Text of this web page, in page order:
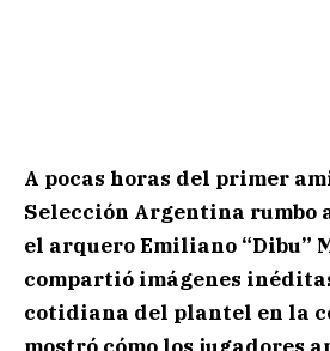
A pocas horas del primer
Selección Argentina rumbo
el arquero Emiliano “Dibu”
compartió imágenes
cotidiana del plantel en la